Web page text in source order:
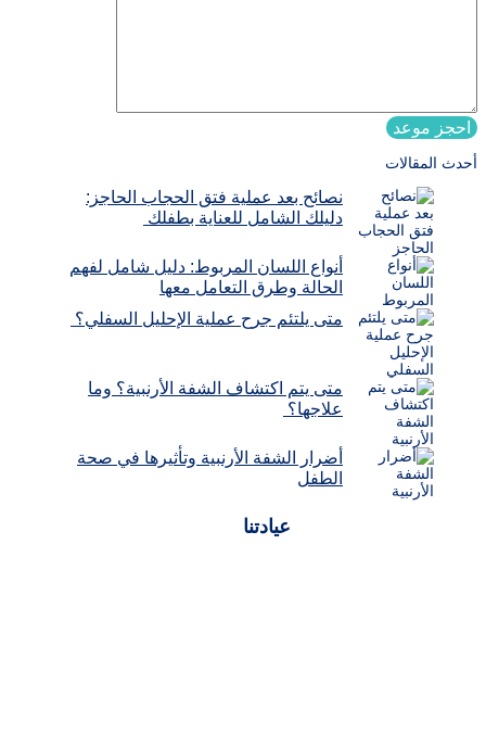
احجز موعد
أحدث المقالات
نصائح بعد عملية فتق الحجاب الحاجز:
دليلك الشامل للعناية بطفلك
أنواع اللسان المربوط: دليل شامل لفهم
الحالة وطرق التعامل معها
متى يلتئم جرح عملية الإحليل السفلي؟
متى يتم اكتشاف الشفة الأرنبية؟ وما
علاجها؟
أضرار الشفة الأرنبية وتأثيرها في صحة
الطفل
عيادتنا